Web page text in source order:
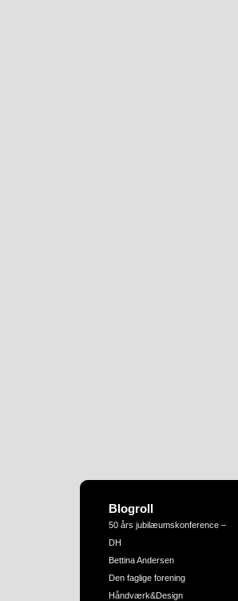
Blogroll
50 års jubilæumskonference –
DH
Bettina Andersen
Den faglige forening
Håndværk&Design